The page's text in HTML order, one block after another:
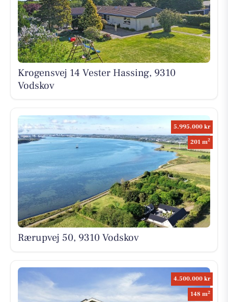
Krogensvej 14 Vester Hassing, 9310
Vodskov
5.995.000 kr
201 m2
Rærupvej 50, 9310 Vodskov
4.500.000 kr
148 m2